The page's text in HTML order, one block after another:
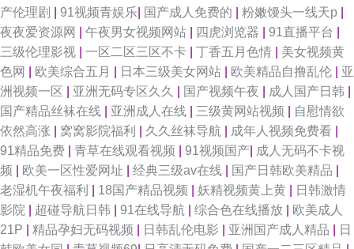
产伦理剧
91视频青娱乐 国产成人免费的 粉嫩馒头一线天p
夜夜爱资源网
午夜男女视频网站 四虎浏览器 91直播平台
三级伦理影视
一区二区三区不卡 丁香五月色情
美女视频黄
色网
欧美综合五月 日本三级美女网站 欧美精品自撸乱伦
亚
洲视频一区
亚洲无码专区久久 国产视频午夜 成人国产日韩
国产精品丝袜在线
亚洲成人在线 三级黄网站视频
自慰情欲
依然高涨
窝窝影院福利 久久丝袜导航 成年人视频免费看
91精品免费
青草在线观看视频 91视频国产
成人无码不卡视
频
欧美一区性爱网址 经典三级av在线 国产日韩欧美精品
老湿机午夜福利
18国产精品视频 妖精视频黄上黄
日韩激情
影院
超碰导航日韩 91在线导航 综合色在线播放
欧美成人
21P
精品孕妇无码视频 日韩乱伦电影 亚洲国产成人精品
日